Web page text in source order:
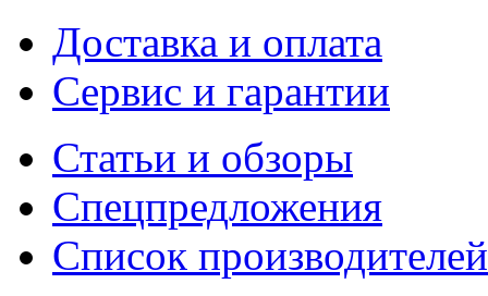
Доставка и оплата
Сервис и гарантии
Статьи и обзоры
Спецпредложения
Список производителей